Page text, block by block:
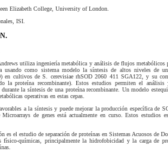
Elizabeth College, University of London.
ISI.
utiliza ingeniería metabólica y análisis de flujos metabólicos
usando como sistema modelo la síntesis de altos niveles de
en cultivos de S. cerevisiae rhSOD 2060 411 SGA122, y su
la proteína recombinante). Estos estudios permiten el
la síntesis de una proteína recombinante. Un modelo
operativas en estas cepas.
a la síntesis y puede mejorar la producción específica de
de genes está actualmente en curso. Estos estudios
es el estudio de separación de proteínas en Sistemas Acuosos de
físico-químicas, principalmente la hidrofobicidad y la carga de